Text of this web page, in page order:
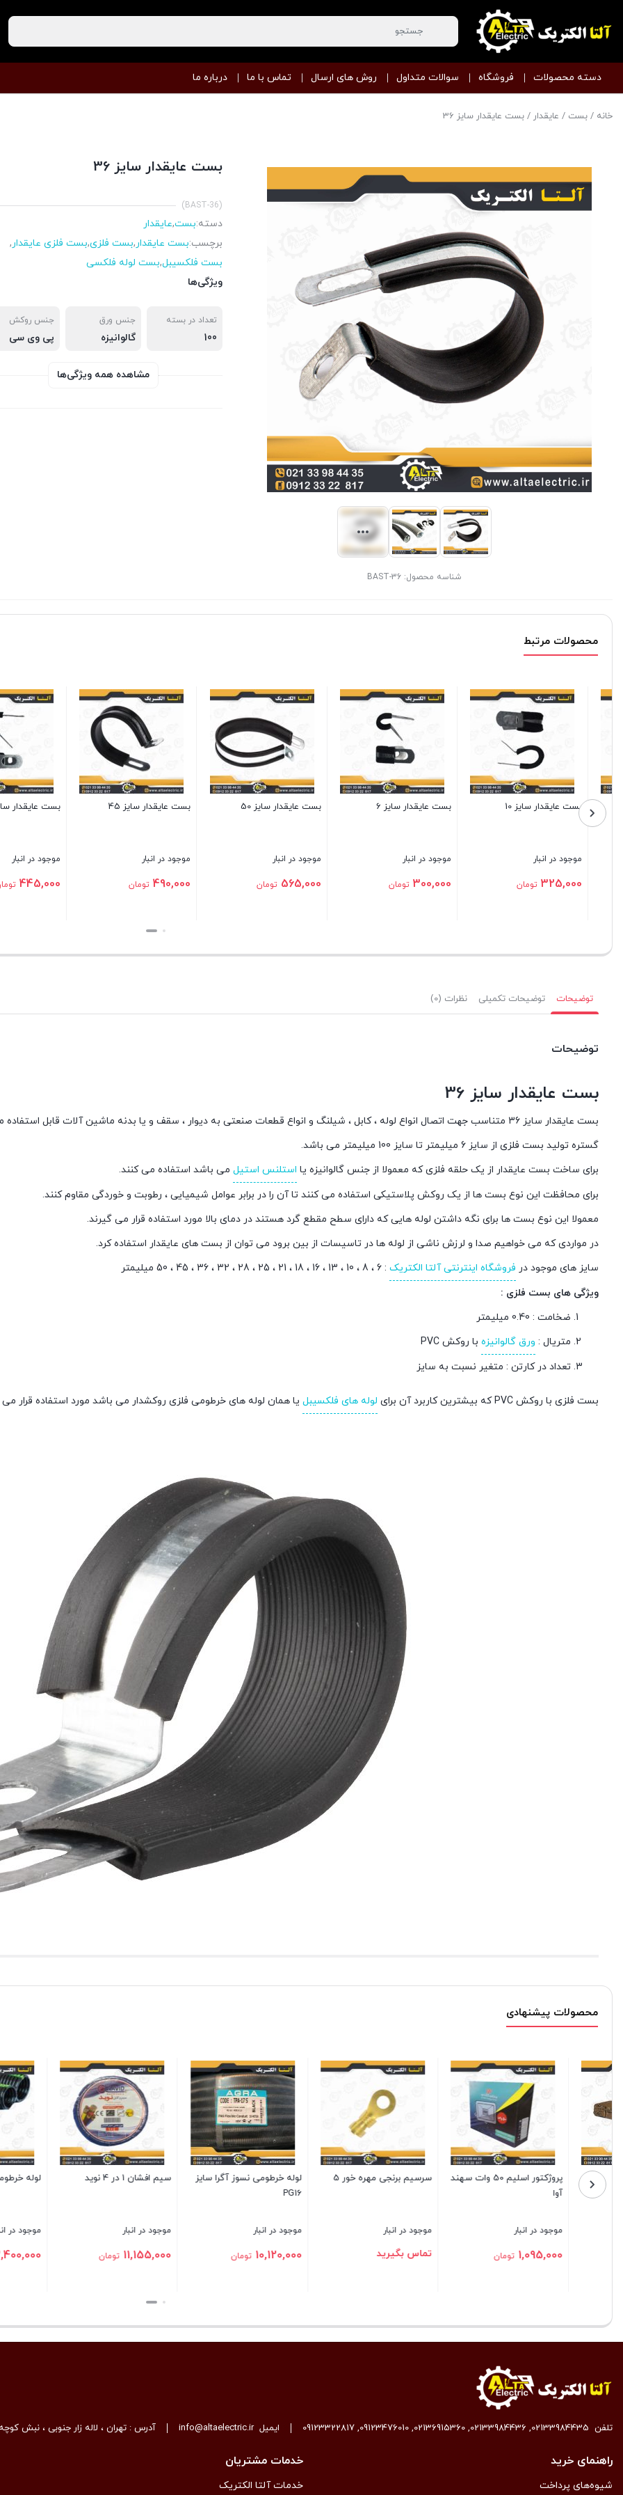
دسته محصولات فروشگاه سوالات متداول روش های ارسال تماس با ما درباره ما
خانه / بست / عایقدار / بست عایقدار سایز 36
شناسه محصول:BAST-36
بست عایقدار سایز 36
(BAST-36)
دسته:بست,عایقدار
برچسب:بست عایقدار,بست فلزی,بست فلزی عایقدار,
بست فلکسیبل,بست لوله فلکسی
ویژگی‌ها
تعداد در بسته
100
جنس ورق
گالوانیزه
جنس روکش
پی وی سی
مشاهده همه ویژگی‌ها
محصولات مرتبط
بست عایقدار سایز 50
موجود در انبار
565,000 تومان
بست عایقدار سایز 45
موجود در انبار
490,000 تومان
بست عایقدار سایز 18
موجود در انبار
445,000 تومان
بست عایقدار سایز 8
موجود در انبار
300,000 تومان
بست عایقدار سایز 16
موجود در انبار
365,000 تومان
توضیحات توضیحات تکمیلی نظرات (0)
توضیحات
بست عایقدار سایز 36
بست عایقدار سایز 36 متناسب جهت اتصال انواع لوله ، کابل ، شیلنگ و انواع قطعات صنعتی به دیوار ، سقف و یا بدنه ماشین آلات قابل استفاده می باشد.
گستره تولید بست فلزی از سایز 6 میلیمتر تا سایز 100 میلیمتر می باشد.
برای ساخت بست عایقدار از یک حلقه فلزی که معمولا از جنس گالوانیزه یا استلنس استیل می باشد استفاده می کنند.
برای محافظت این نوع بست ها از یک روکش پلاستیکی استفاده می کنند تا آن را در برابر عوامل شیمیایی ، رطوبت و خوردگی مقاوم کنند.
معمولا این نوع بست ها برای نگه داشتن لوله هایی که دارای سطح مقطع گرد هستند در دمای بالا مورد استفاده قرار می گیرند.
در مواردی که می خواهیم صدا و لرزش ناشی از لوله ها در تاسیسات از بین برود می توان از بست های عایقدار استفاده کرد.
سایز های موجود در فروشگاه اینترنتی آلتا الکتریک : 6 ، 8 ، 10 ، 13 ، 16 ، 18 ، 21 ، 25 ، 28 ، 32 ، 36 ، 45 ، 50 میلیمتر
ویژگی های بست فلزی :
ضخامت : 0.40 میلیمتر
متریال : ورق گالوانیزه با روکش PVC
تعداد در کارتن : متغیر نسبت به سایز
بست فلزی با روکش PVC که بیشترین کاربرد آن برای لوله های فلکسیبل یا همان لوله های خرطومی فلزی روکشدار می باشد مورد استفاده قرار می
محصولات پیشنهادی
لوله خرطومی نسوز آگرا سایز
PG16
موجود در انبار
10,120,000 تومان
سیم افشان 1 در 4 نوید
موجود در انبار
11,155,000 تومان
لوله خرطومی چاکدار خودرویی 9
موجود در انبار
3,400,000 تومان
بست کابل شهاب سایز 80-30
موجود در انبار
تومان
سیم ارت افشان 1 در 10 نوید
موجود در انبار
تماس بگیرید
تلفن 02133984435
,
02133984436
,
02136915360
,
09123476010
,
09123322817 ایمیلinfo@altaelectric.ir آدرس : تهران ، لاله زار جنوبی ، نبش
راهنمای خرید
شیوه‌های پرداخت
خدمات مشتریان
خدمات آلتا الکتریک